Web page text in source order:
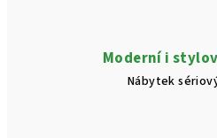
Moderní i
Nábytek